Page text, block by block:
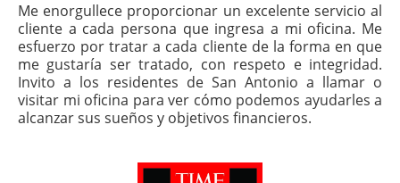
Me enorgullece proporcionar un excelente servicio al
cliente a cada persona que ingresa a mi oficina. Me
esfuerzo por tratar a cada cliente de la forma en que
me gustaría ser tratado, con respeto e integridad.
Invito a los residentes de San Antonio a llamar o
visitar mi oficina para ver cómo podemos ayudarles a
alcanzar sus sueños y objetivos financieros.